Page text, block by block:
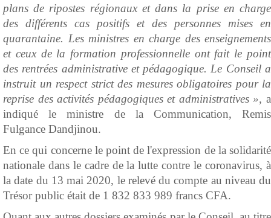
plans de ripostes régionaux et dans la prise en charge
des différents cas positifs et des personnes mises en
quarantaine. Les ministres en charge des enseignements
et ceux de la formation professionnelle ont fait le point
des rentrées administrative et pédagogique. Le Conseil a
instruit un respect strict des mesures obligatoires pour la
reprise des activités pédagogiques et administratives », a
indiqué le ministre de la Communication, Remis
Fulgance Dandjinou.
En ce qui concerne le point de l'expression de la solidarité
nationale dans le cadre de la lutte contre le coronavirus, à
la date du 13 mai 2020, le relevé du compte au niveau du
Trésor public était de 1 832 833 989 francs CFA.